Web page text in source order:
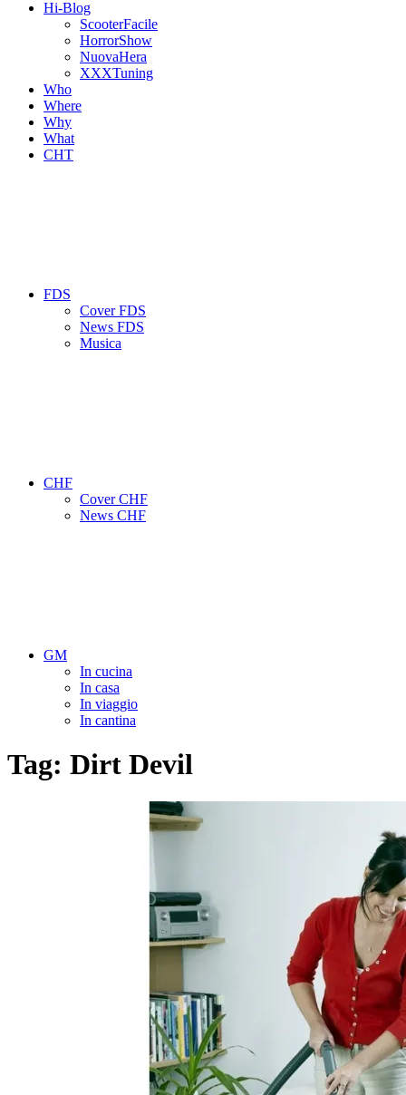
Hi-Blog
ScooterFacile
HorrorShow
NuovaHera
XXXTuning
Who
Where
Why
What
CHT
FDS
Cover FDS
News FDS
Musica
CHF
Cover CHF
News CHF
GM
In cucina
In casa
In viaggio
In cantina
Tag: Dirt Devil